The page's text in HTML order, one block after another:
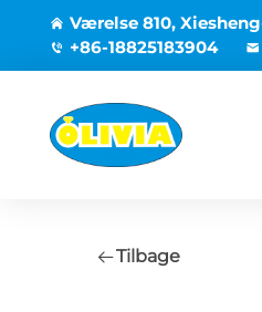
Værelse 810,
+86-18825183904
Tilbage